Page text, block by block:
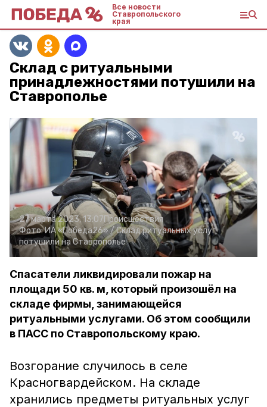
Все новости
Ставропольского
края
Склад с ритуальными
принадлежностями потушили на
Ставрополье
27 марта 2023, 13:07Происшествия
Фото:ИА «Победа26» /Склад ритуальных услуг
потушили на Ставрополье
Спасатели ликвидировали пожар на
площади 50 кв. м, который произошёл на
складе фирмы, занимающейся
ритуальными услугами. Об этом сообщили
в ПАСС по Ставропольскому краю.
Возгорание случилось в селе
Красногвардейском. На складе
хранились предметы ритуальных услуг